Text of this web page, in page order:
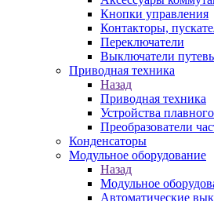
Кнопки управления
Контакторы,
Переключатели
Выключатели
Приводная техника
Назад
Приводная техника
Устройства
Преобразователи
Конденсаторы
Модульное оборудование
Назад
Модульное
Автоматические